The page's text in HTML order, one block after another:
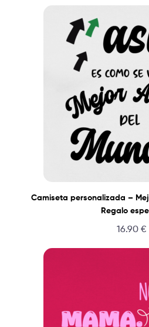
Camiseta personalizada –
Regalo
16.90 €